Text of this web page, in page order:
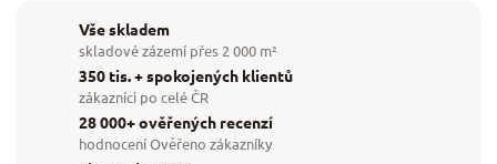
Vše skladem
skladové zázemí přes 2 000 m²
350 tis. + spokojených klientů
zákazníci po celé ČR
28 000+ ověřených recenzí
hodnocení Ověřeno zákazníky